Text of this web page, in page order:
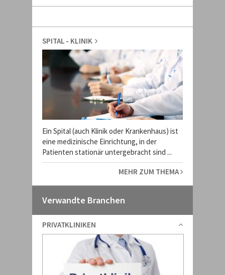
SPITAL - KLINIK
Ein Spital (auch Klinik oder Krankenhaus) ist
eine medizinische Einrichtung, in der
Patienten stationär untergebracht sind ...
MEHR ZUM THEMA
Verwandte Branchen
PRIVATKLINIKEN